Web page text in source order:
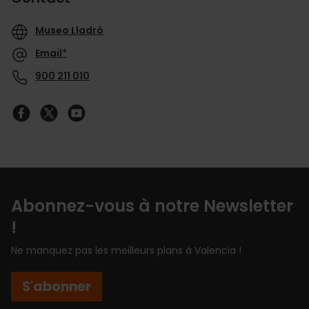
Museo Lladró
Email*
900 211 010
Abonnez-vous à notre Newsletter
!
Ne manquez pas les meilleurs plans à Valencia !
S'abonner